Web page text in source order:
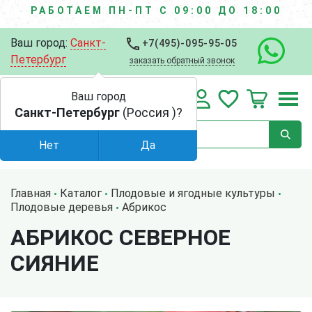
РАБОТАЕМ ПН-ПТ С 09:00 ДО 18:00
Ваш город: Санкт-
Петербург
+7(495)-095-95-05
заказать обратный звонок
Главная Каталог
Плодовые и ягодные культуры
Плодовые деревья
Абрикос
АБРИКОС СЕВЕРНОЕ
СИЯНИЕ
Ваш город
Санкт-Петербург (Россия )?
Нет Да